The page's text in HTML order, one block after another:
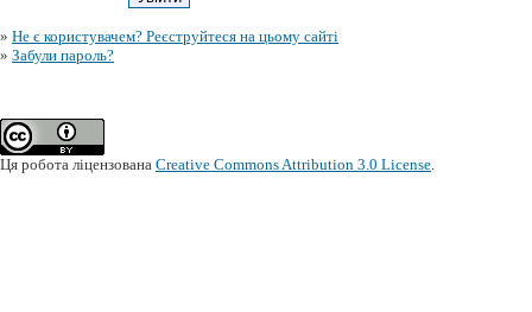
» Не є користувачем? Реєструйтеся на цьому сайті
» Забули пароль?
Ця робота ліцензована Creative Commons Attribution 3.0 License.